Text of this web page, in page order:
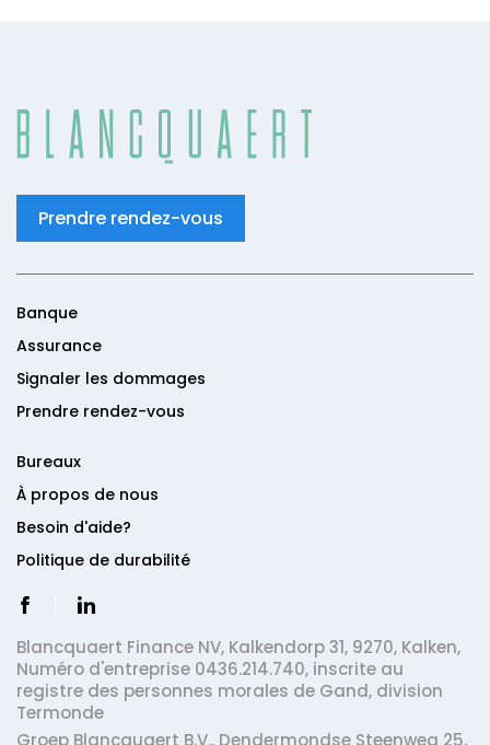
Prendre rendez-vous
Banque
Assurance
Signaler les dommages
Prendre rendez-vous
Bureaux
À propos de nous
Besoin d'aide?
Politique de durabilité
Blancquaert Finance NV, Kalkendorp 31, 9270, Kalken,
Numéro d'entreprise 0436.214.740, inscrite au
registre des personnes morales de Gand, division
Termonde
Groep Blancquaert B.V., Dendermondse Steenweg 25,